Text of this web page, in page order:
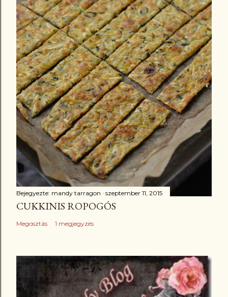
Bejegyezte: mandy tarragon szeptember 11, 2015
CUKKINIS ROPOGÓS
Megosztás 1 megjegyzés